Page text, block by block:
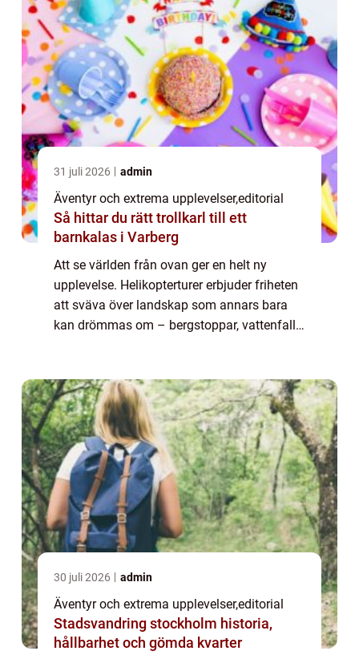
31 juli 2026 admin
Äventyr och extrema upplevelser,editorial
Så hittar du rätt trollkarl till ett
barnkalas i Varberg
Att se världen från ovan ger en helt ny
upplevelse. Helikopterturer erbjuder friheten
att sväva över landskap som annars bara
kan drömmas om – bergstoppar, vattenfall,
30 juli 2026 admin
Äventyr och extrema upplevelser,editorial
Stadsvandring stockholm historia,
hållbarhet och gömda kvarter